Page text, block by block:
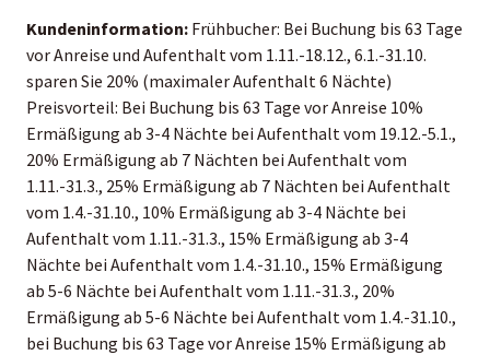
Kundeninformation: Frühbucher: Bei Buchung bis 63 Tage
vor Anreise und Aufenthalt vom 1.11.-18.12., 6.1.-31.10.
sparen Sie 20% (maximaler Aufenthalt 6 Nächte)
Preisvorteil: Bei Buchung bis 63 Tage vor Anreise 10%
Ermäßigung ab 3-4 Nächte bei Aufenthalt vom 19.12.-5.1.,
20% Ermäßigung ab 7 Nächten bei Aufenthalt vom
1.11.-31.3., 25% Ermäßigung ab 7 Nächten bei Aufenthalt
vom 1.4.-31.10., 10% Ermäßigung ab 3-4 Nächte bei
Aufenthalt vom 1.11.-31.3., 15% Ermäßigung ab 3-4
Nächte bei Aufenthalt vom 1.4.-31.10., 15% Ermäßigung
ab 5-6 Nächte bei Aufenthalt vom 1.11.-31.3., 20%
Ermäßigung ab 5-6 Nächte bei Aufenthalt vom 1.4.-31.10.,
bei Buchung bis 63 Tage vor Anreise 15% Ermäßigung ab